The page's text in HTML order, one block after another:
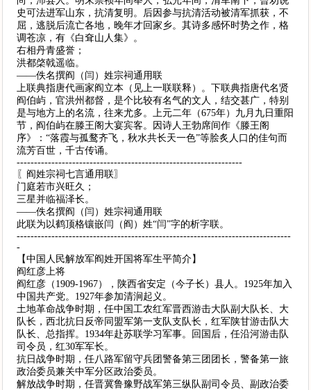
史可法进军山东，抗清复明。后因参与抗清活动被清军抓获，不
屈，逃脱后流亡各地，晚年才回家乡。其诗多感怀时势之作，格
调苍凉，有《白耷山人集》。
右相丹青盛誉；
洪都棨戟遥临。
——佚名撰阎（闫）姓宗祠通用联
上联典指唐代画家阎立本（见上一联联释）。下联典指唐代名贤
阎伯屿，官洪州都督，是个比较有名气的文人，结交甚广，特别
是与地方上的名流，往来尤多。上元二年（675年）九月九日重阳
节，阎伯屿在滕王阁大宴宾客。因诗人王勃席间作《滕王阁
序》：“落霞与孤鹜齐飞，秋水共长天一色”等脍炙人口的佳句而
流芳百世，千古传诵。
-----------------------------------------------------------------
〖阎姓宗祠七言通用联〗
门庭若市兴旺久；
三星并临福泽长。
——佚名撰阎（闫）姓宗祠通用联
此联为以鹤顶格镶嵌闫（阎）姓“闫”字的析字联。
-------------------------------------------------------------------------------
-
【中国人民解放军阎姓开国将军生平简介】
阎红彦上将
阎红彦（1909-1967），陕西省安定（今子长）县人。1925年加入
中国共产党。1927年参加清涧起义。
土地革命战争时期，任中国工农红军晋西游击大队副大队长、大
队长，西北抗日反帝同盟军第一支队支队长，红军陕甘游击队大
队长、总指挥。1934年赴苏联学习军事。回国后，任沿河游击队
司令员，红30军军长。
抗日战争时期，任八路军留守兵团警备第三团团长，警备第一旅
政治委员兼关中军分区政治委员。
解放战争时期，任晋冀鲁豫野战军第三纵队副司令员、副政治委